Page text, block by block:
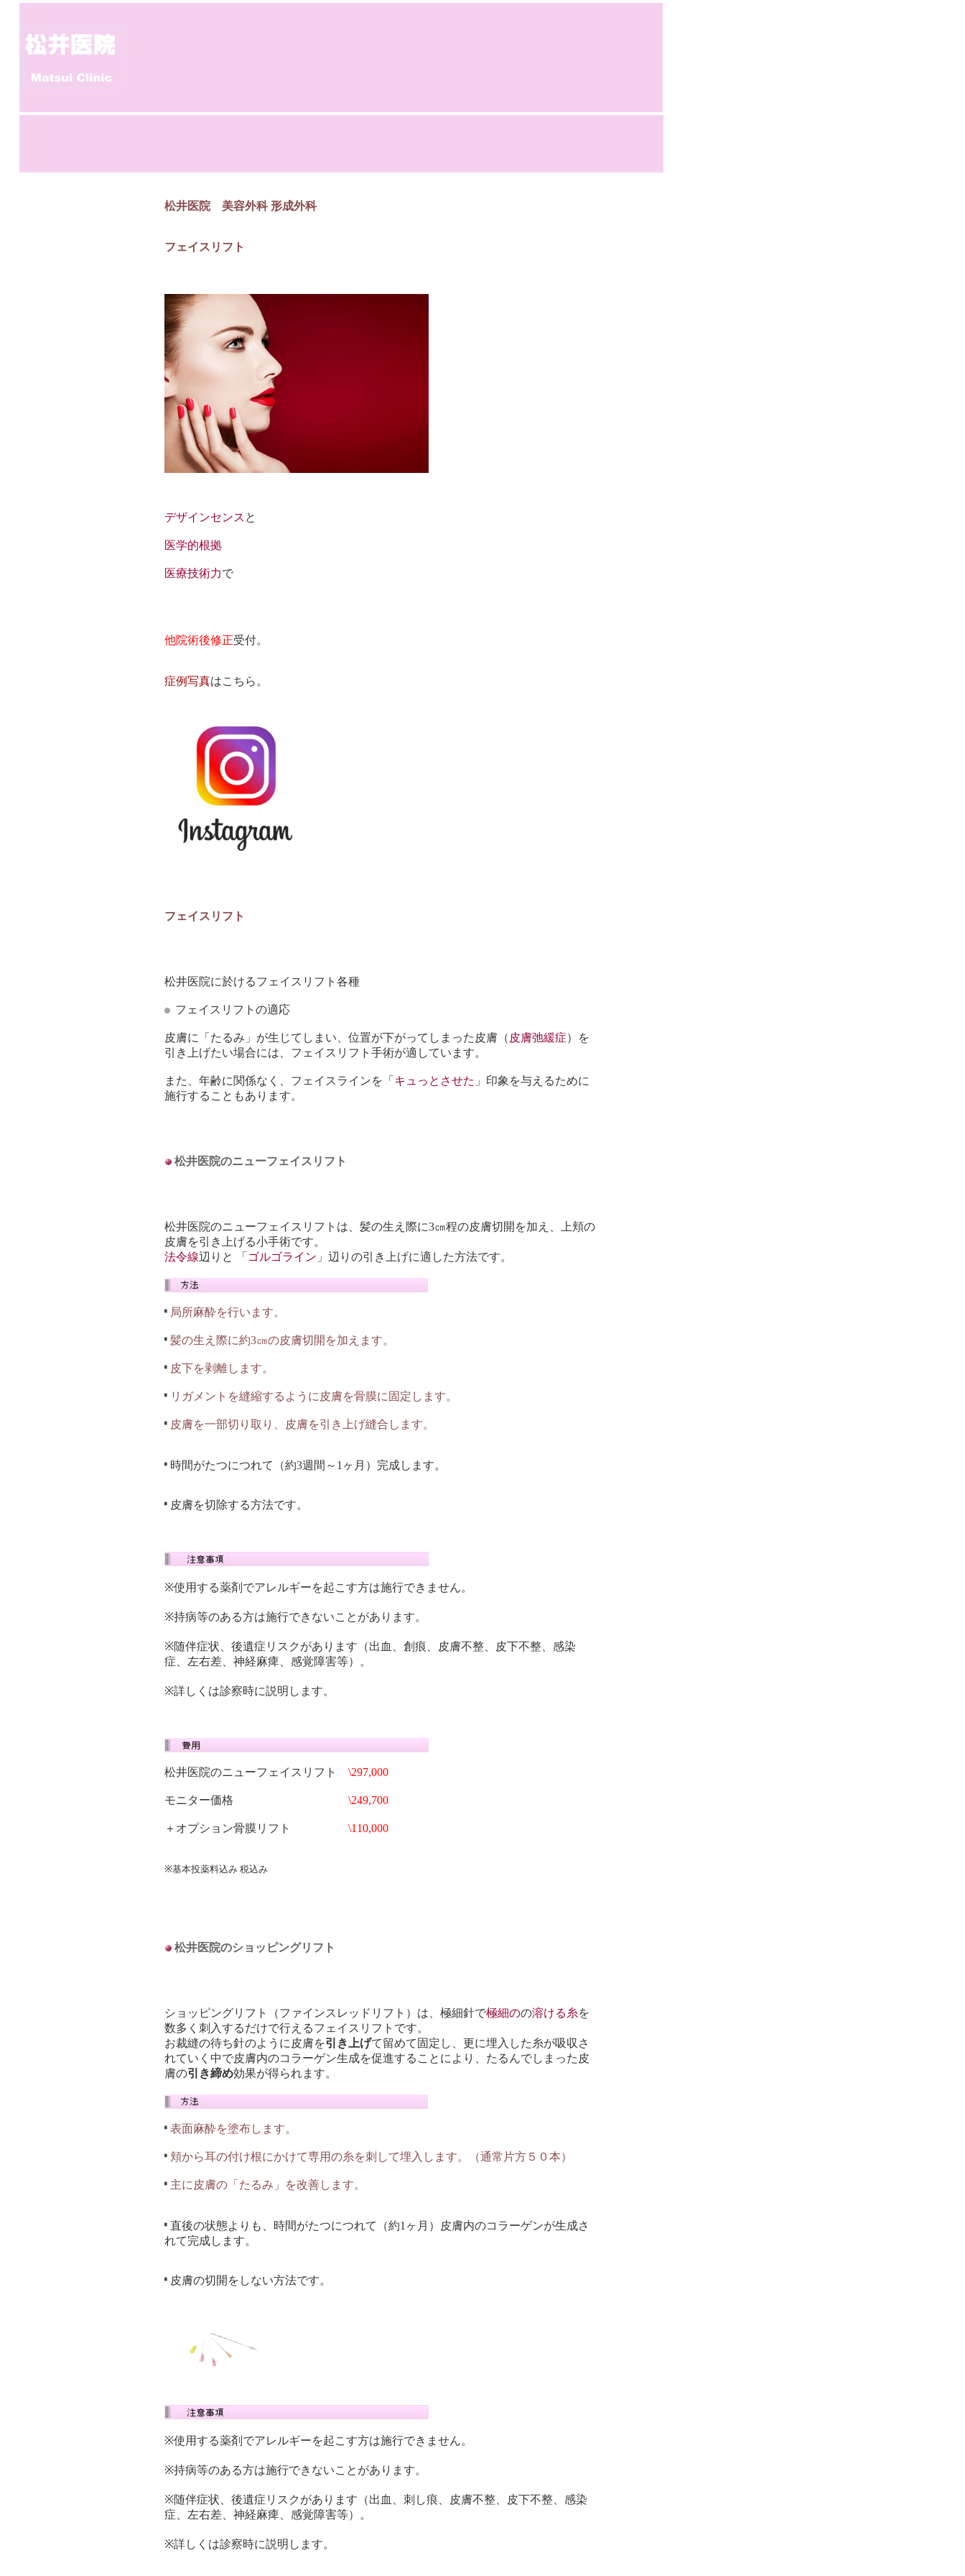
松井医院 美容外科 形成外科
フェイスリフト
デザインセンス と
医学的根拠
医療技術力で
他院術後修正受付。
症例写真はこちら。
フェイスリフト
松井医院に於けるフェイスリフト各種
フェイスリフトの適応
皮膚に「たるみ」が生じてしまい、位置が下がってしまった皮膚（ 皮膚弛緩症）を
引き上げたい場合には、フェイスリフト手術が適しています。
また、年齢に関係なく、フェイスラインを「 キュっとさせた 」印象を与えるために
施行することもあります。
松井医院のニューフェイスリフト
松井医院のニューフェイスリフトは、髪の生え際に3㎝程の皮膚切開を加え、上頬の
皮膚を引き上げる小手術です。
法令線辺りと 「 ゴルゴライン 」辺りの引き上げに適した方法です。
局所麻酔を行います。
髪の生え際に約3㎝の皮膚切開を加えます。
皮下を剥離します。
リガメントを縫縮するように皮膚を骨膜に固定します。
皮膚を一部切り取り、皮膚を引き上げ縫合します。
時間がたつにつれて（約3週間～1ヶ月）完成します。
皮膚を切除する方法です。
※使用する薬剤でアレルギーを起こす方は施行できません。
※持病等のある方は施行できないことがあります。
※随伴症状、後遺症リスクがあります（出血、創痕、皮膚不整、皮下不整、感染
症、左右差、神経麻痺、感覚障害等）。
※詳しくは診察時に説明します。
松井医院のニューフェイスリフト \297,000
モニター価格 \249,700
＋オプション骨膜リフト \110,000
※基本投薬料込み 税込み
松井医院のショッピングリフト
ショッピングリフト（ファインスレッドリフト）は、極細針で極細のの溶ける糸を
数多く刺入するだけで行えるフェイスリフトです。
お裁縫の待ち針のように皮膚を引き上げて留めて固定し、更に埋入した糸が吸収さ
れていく中で皮膚内のコラーゲン生成を促進することにより、たるんでしまった皮
膚の引き締め効果が得られます。
表面麻酔を塗布します。
頬から耳の付け根にかけて専用の糸を刺して埋入します。（通常片方５０本）
主に皮膚の「たるみ」を改善します。
直後の状態よりも、時間がたつにつれて（約1ヶ月）皮膚内のコラーゲンが生成さ
れて完成します。
皮膚の切開をしない方法です。
※使用する薬剤でアレルギーを起こす方は施行できません。
※持病等のある方は施行できないことがあります。
※随伴症状、後遺症リスクがあります（出血、刺し痕、皮膚不整、皮下不整、感染
症、左右差、神経麻痺、感覚障害等）。
※詳しくは診察時に説明します。